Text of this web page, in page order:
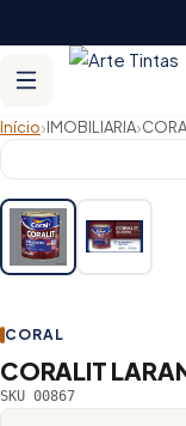
Início›IMOBILIARIA›
CORAL
CORALIT
SKU 00867